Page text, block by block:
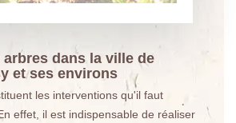
arbres dans la ville de
et ses environs
les interventions qu'il faut
effet, il est indispensable de réaliser